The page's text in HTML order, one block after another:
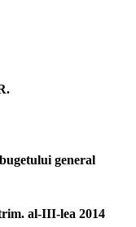
general
al-III-lea 2014